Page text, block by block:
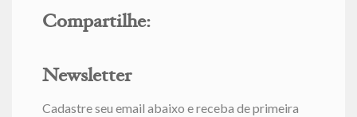
Compartilhe:
Newsletter
Cadastre seu email abaixo e receba de primeira